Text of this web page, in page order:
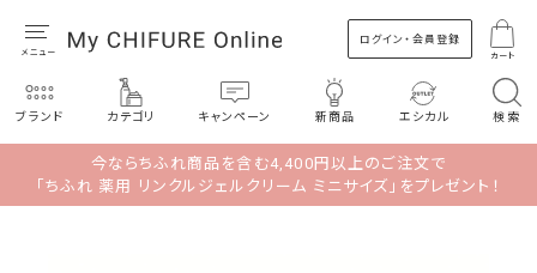
ログイン・会員登録
カート
ブランド カテゴリ キャンペーン 新商品 エシカル 検索
今ならちふれ商品を含む4,400円以上のご注文で
「ちふれ 薬用 リンクルジェルクリーム ミニサイズ」をプレゼント！